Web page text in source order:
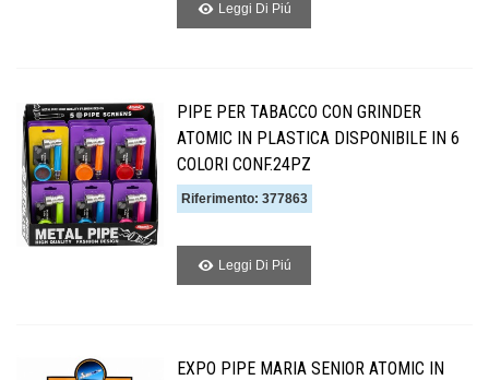
Leggi Di Piú
PIPE PER TABACCO CON GRINDER
ATOMIC IN PLASTICA DISPONIBILE IN 6
COLORI CONF.24PZ
Riferimento: 377863
Leggi Di Piú
EXPO PIPE MARIA SENIOR ATOMIC IN